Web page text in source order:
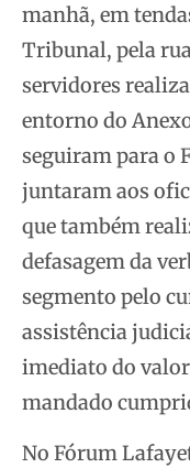
manhã, em
Tribunal, pela
servidores
entorno do
seguiram para o
juntaram aos
que também
defasagem da
segmento pelo
assistência
imediato do
mandado
No Fórum